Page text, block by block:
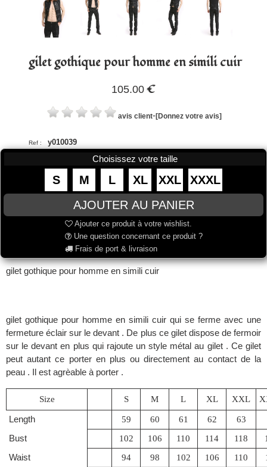
gilet gothique pour homme en simili cuir
105.00 €
avis client-[Donnez votre avis]
Ref : y010039
Choisissez votre taille
S M L XL XXL XXXL
Ajouter ce produit à votre wishlist.
Une question concernant ce produit ?
Frais de port & livraison
gilet gothique pour homme en simili cuir
gilet gothique pour homme en simili cuir qui se ferme avec une
fermeture éclair sur le devant . De plus ce gilet dispose de fermoir
sur le devant en plus qui rajoute un style métal au gilet . Ce gilet
peut autant ce porter en plus ou directement au contact de la
peau . Il est agrèable à porter .
Size S M L XL XXL
Length 59 60 61 62
63
Bust
102 106 110 114 118
Waist
94 98 102 106 110